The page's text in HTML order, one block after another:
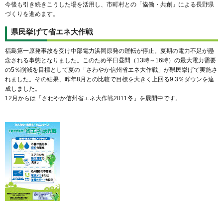
今後も引き続きこうした場を活用し、市町村との「協働・共創」による長野県
づくりを進めます。
県民挙げて省エネ大作戦
福島第一原発事故を受け中部電力浜岡原発の運転が停止。夏期の電力不足が懸
念される事態となりました。このため平日昼間（13時～16時）の最大電力需要
の5％削減を目標として夏の「さわやか信州省エネ大作戦」が県民挙げて実施さ
れました。その結果、昨年8月との比較で目標を大きく上回る9.3％ダウンを達
成しました。
12月からは「さわやか信州省エネ大作戦2011冬」を展開中です。